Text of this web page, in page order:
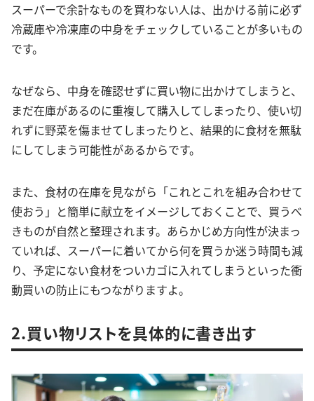
スーパーで余計なものを買わない人は、出かける前に必ず
冷蔵庫や冷凍庫の中身をチェックしていることが多いもの
です。
なぜなら、中身を確認せずに買い物に出かけてしまうと、
まだ在庫があるのに重複して購入してしまったり、使い切
れずに野菜を傷ませてしまったりと、結果的に食材を無駄
にしてしまう可能性があるからです。
また、食材の在庫を見ながら「これとこれを組み合わせて
使おう」と簡単に献立をイメージしておくことで、買うべ
きものが自然と整理されます。あらかじめ方向性が決まっ
ていれば、スーパーに着いてから何を買うか迷う時間も減
り、予定にない食材をついカゴに入れてしまうといった衝
動買いの防止にもつながりますよ。
2.買い物リストを具体的に書き出す